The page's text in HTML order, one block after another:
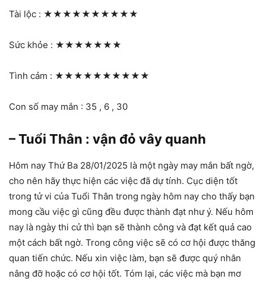
Tài lộc : ★★★★★★★★★★
Sức khỏe : ★★★★★★★
Tình cảm : ★★★★★★★★★★
Con số may mắn : 35 , 6 , 30
– Tuổi Thân : vận đỏ vây quanh
Hôm nay Thứ Ba 28/01/2025 là một ngày may mắn bất ngờ,
cho nên hãy thực hiện các việc đã dự tính. Cục diện tốt
trong tử vi của Tuổi Thân trong ngày hôm nay cho thấy bạn
mong cầu việc gì cũng đều được thành đạt như ý. Nếu hôm
nay là ngày thi cử thì bạn sẽ thành công và đạt kết quả cao
một cách bất ngờ. Trong công việc sẽ có cơ hội được thăng
quan tiến chức. Nếu xin việc làm, bạn sẽ được quý nhân
nâng đỡ hoặc có cơ hội tốt. Tóm lại, các việc mà bạn mơ